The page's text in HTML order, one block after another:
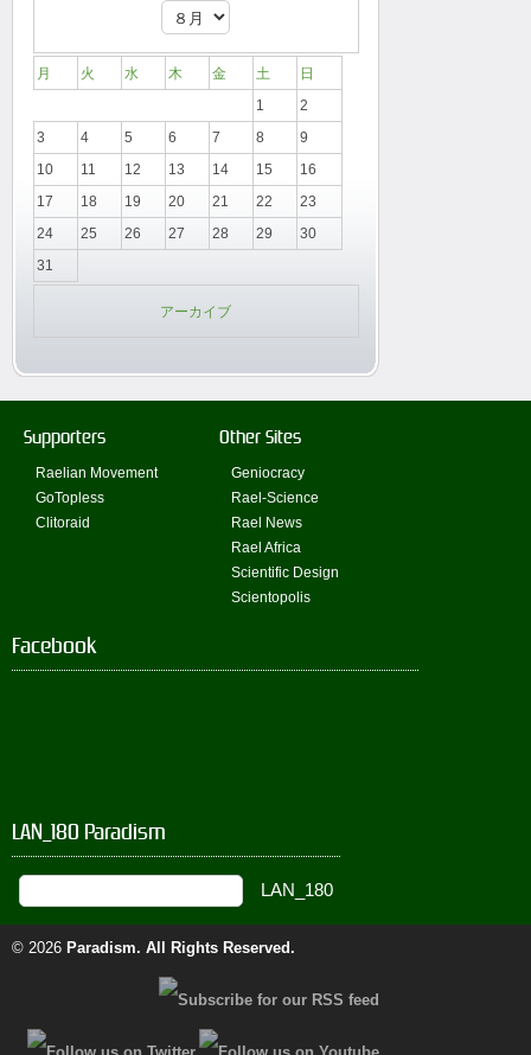
月 火 水 木 金 土
日
1
2
3
4 5 6 7 8
9
10
11 12 13 14 15
16
17
18 19 20 21 22
23
24
25 26 27 28 29
30
31
アーカイブ
Supporters
Raelian Movement
GoTopless
Clitoraid
Other Sites
Geniocracy
Rael-Science
Rael News
Rael Africa
Scientific Design
Scientopolis
Facebook
LAN_180 Paradism
© 2026 Paradism. All Rights Reserved.